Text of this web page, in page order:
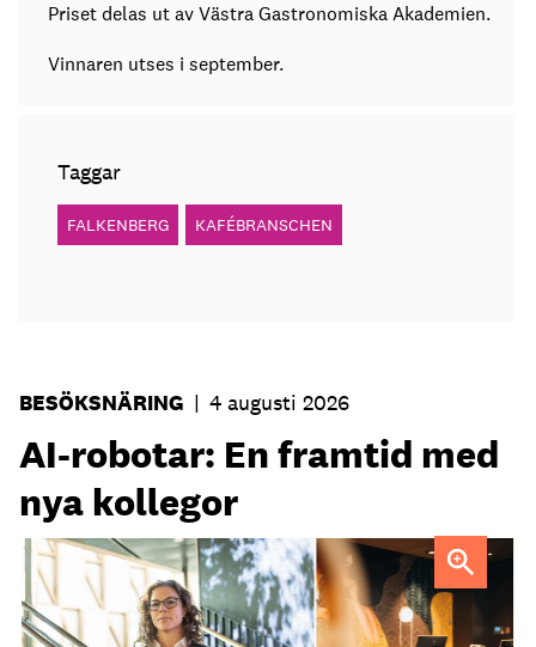
Priset delas ut av Västra Gastronomiska Akademien.
Vinnaren utses i september.
Taggar
FALKENBERG KAFÉBRANSCHEN
BESÖKSNÄRING | 4 augusti 2026
AI-robotar: En framtid med
nya kollegor
Professor Kristina Palm FOTO: Theresia ViskaFOTO:
Dylan Calluy / Unsplash